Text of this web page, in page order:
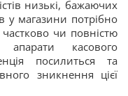
низькі, бажаючих
у магазини потрібно
чи повністю
касового
посилиться та
зникнення цієї